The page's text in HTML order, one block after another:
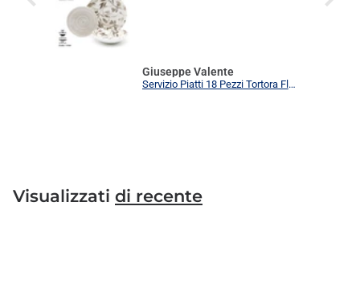
Giuseppe Valente
Servizio Piatti 18 Pezzi Tortora Flower Elegante | Set Tavola 6 Persone Moderno
Visualizzati di recente